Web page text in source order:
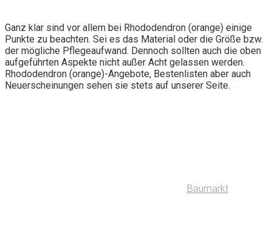
Ganz klar sind vor allem bei Rhododendron (orange) einige
Punkte zu beachten. Sei es das Material oder die Größe bzw.
der mögliche Pflegeaufwand. Dennoch sollten auch die oben
aufgeführten Aspekte nicht außer Acht gelassen werden.
Rhododendron (orange)-Angebote, Bestenlisten aber auch
Neuerscheinungen sehen sie stets auf unserer Seite.
Baumarkt